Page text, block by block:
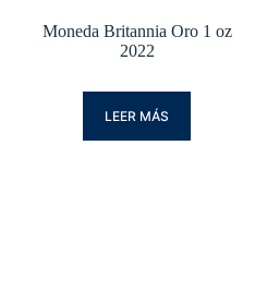
Moneda Britannia Oro 1 oz
2022
LEER MÁS